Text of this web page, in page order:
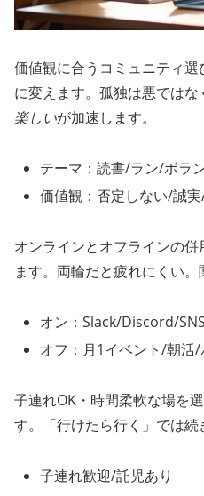
価値観に合うコミュニティ選
に変えます。孤独は悪では
楽しいが加速します。
テーマ：読書/ラン/ボラ
価値観：否定しない/誠
オンラインとオフラインの
ます。両輪だと疲れにくい。
オン：Slack/Discord/SNS
オフ：月1イベント/朝活/
子連れOK・時間柔軟な場を
す。「行けたら行く」では続
子連れ歓迎/託児あり